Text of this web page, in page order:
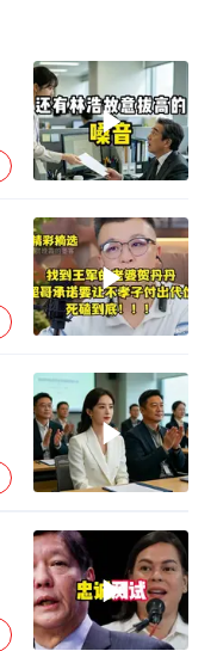
36岁男演员成景区NPC后人气爆棚
共筑健康中国